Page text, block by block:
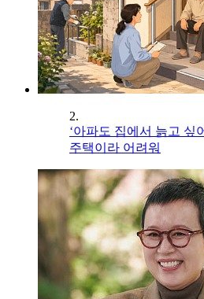
2.
‘아파도 집에서 늙고 싶
주택이라 어려워